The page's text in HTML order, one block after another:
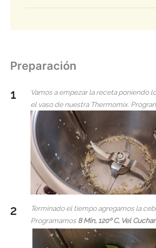
Preparación
Vamos a empezar la receta poniendo
el vaso de nuestra Thermomix.
Terminado el tiempo agregamos la
Programamos8 Min, 120º C, Vel